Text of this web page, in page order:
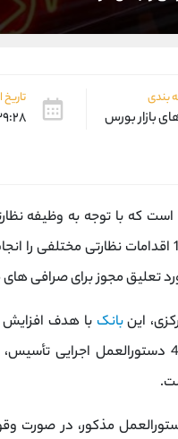
بندی
بازار بورس
تاریخ
۱۳:۳۹:۲۸ -
است که با توجه به
صرافی مجاز کشور، از ابتدای سال 1400
اینبانک با هدف افزایش
صرافی های متخلف بر اساس ماده 41
به ذکر است که طبق ماده